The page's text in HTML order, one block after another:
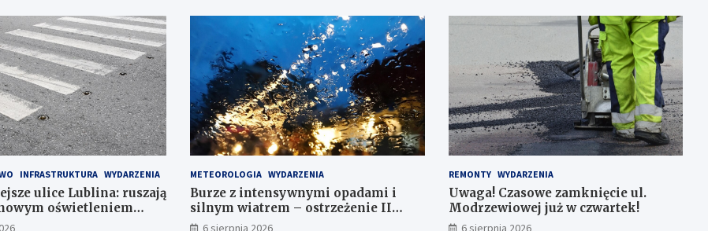
INFRASTRUKTURA WYDARZENIA
ulice Lublina: ruszają
oświetleniem
METEOROLOGIA WYDARZENIA
Burze z intensywnymi opadami i
silnym wiatrem – ostrzeżenie II
stopnia!
6 sierpnia 2026
REMONTY WYDARZENIA
Uwaga! Czasowe zamknięcie ul.
Modrzewiowej już w czwartek!
6 sierpnia 2026